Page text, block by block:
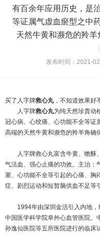
有百余年应用历史，是
等证属气虚血瘀型之中
天然牛黄和濒危的羚
发布时间：2021-
买了人字牌救心丸，不知道效果好
人字牌救心丸为纯天然珍貴动
冠心病、心绞痛、心功能不全等证
高端的天然牛黄和濒危的羚羊角确
人字牌救心丸富含牛黄、蟾酥
气活血、强心止痛的功效。主治：
塞、心功能不全等引起的心痛、胸
症、剧烈运动和短暂脑供血不足等
1994年由深圳金活引入内地，
中国医学科学院阜外心血管医院、
孙逸仙医院等五所医院进行的临床